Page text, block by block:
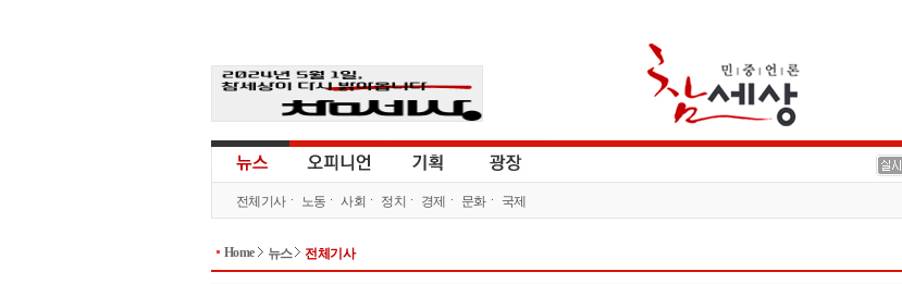
전체기사 노동 사회 정치 경제 문화 국제
Home 뉴스 전체기사